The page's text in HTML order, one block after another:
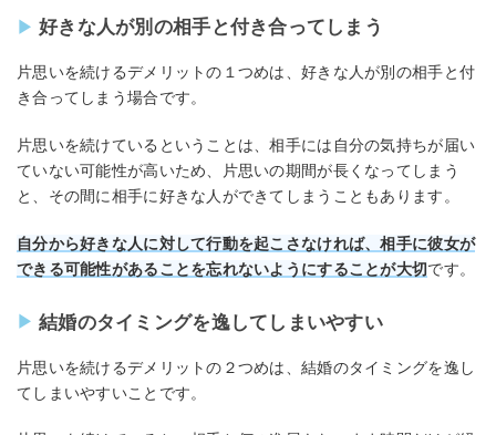
好きな人が別の相手と付き合ってしまう
片思いを続けるデメリットの１つめは、好きな人が別の相手と付
き合ってしまう場合です。
片思いを続けているということは、相手には自分の気持ちが届い
ていない可能性が高いため、片思いの期間が長くなってしまう
と、その間に相手に好きな人ができてしまうこともあります。
自分から好きな人に対して行動を起こさなければ、相手に彼女が
できる可能性があることを忘れないようにすることが大切です。
結婚のタイミングを逸してしまいやすい
片思いを続けるデメリットの２つめは、結婚のタイミングを逸し
てしまいやすいことです。